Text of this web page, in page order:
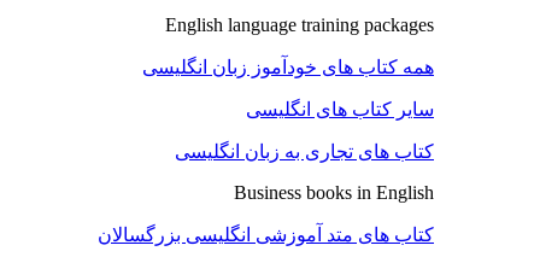
English language training packages
همه کتاب های خودآموز زبان انگلیسی
سایر کتاب های انگلیسی
کتاب های تجاری به زبان انگلیسی
Business books in English
کتاب های متد آموزشی انگلیسی بزرگسالان